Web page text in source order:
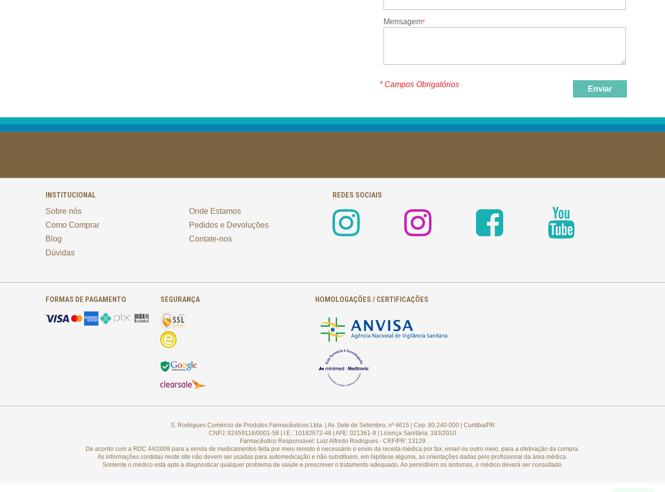
Mensagem
* Campos Obrigatórios
Enviar
INSTITUCIONAL
Sobre nós
Como Comprar
Blog
Dúvidas
Onde Estamos
Pedidos e Devoluções
Contate-nos
REDES SOCIAIS
FORMAS DE PAGAMENTO SEGURANÇA HOMOLOGAÇÕES / CERTIFICAÇÕES
S. Rodrigues Comércio de Produtos Farmacêuticos Ltda. | Av. Sete de Setembro, nº 4615 | Cep: 80.240-000 | Curitiba/PR
CNPJ: 82459116/0001-58 | I.E.: 10182672-48 | AFE: 021361-9 | Licença Sanitária: 183/2010
Farmacêutico Responsável: Luiz Alfredo Rodrigues - CRF/PR: 13129
De acordo com a RDC 44/2009 para a venda de medicamentos feita por meio remoto é necessário o envio da receita médica por fax, email ou outro meio, para a efetivação da compra.
As informações contidas neste site não devem ser usadas para automedicação e não substituem, em hipótese alguma, as orientações dadas pelo profissional da área médica.
Somente o médico está apto a diagnosticar qualquer problema de saúde e prescrever o tratamento adequado. Ao persistirem os sintomas, o médico deverá ser consultado.